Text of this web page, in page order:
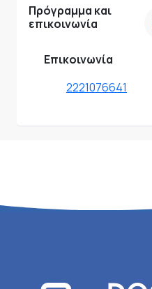
Πρόγραμμα και
επικοινωνία
Επικοινωνία
2221076641